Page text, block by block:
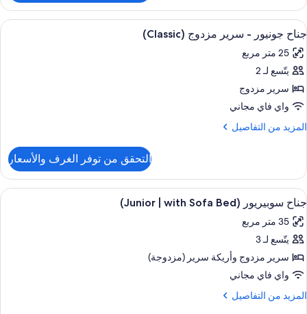
جناح
جونيور
-
سرير
مزدوج
استعراض
جميع
صور
جناح
جونيور
-
سرير
مزدوج
ملاءات للفراش لا تسبب الحساسية
7
جناح جونيور - سرير مزدوج (Classic)
25 متر مربع
يتّسع لـ 2
سرير مزدوج
واي فاي مجاني
المزيد من التفاصيل
المزيد
جناح
جونيور
-
سرير
مزدوج
التحقق من توفر الغرف والأسعار
استعراض
جميع
صور
جناح
سوبيريور
(Junior
|
with
ملاءات للفراش لا تسبب الحساسية
8
جناح سوبيريور (Junior | with Sofa Bed)
35 متر مربع
يتّسع لـ 3
سرير مزدوج‫‬ وأريكة سرير (مزدوجة)
واي فاي مجاني
المزيد من التفاصيل
المزيد